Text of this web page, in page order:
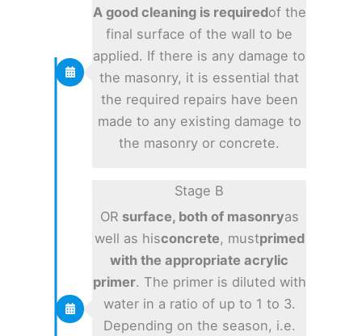
A good cleaning is requiredof the
final surface of the wall to be
applied. If there is any damage to
the masonry, it is essential that
the required repairs have been
made to any existing damage to
the masonry or concrete.
Stage B
OR surface, both of masonryas
well as hisconcrete, mustprimed
with the appropriate acrylic
primer. The primer is diluted with
water in a ratio of up to 1 to 3.
Depending on the season, i.e.